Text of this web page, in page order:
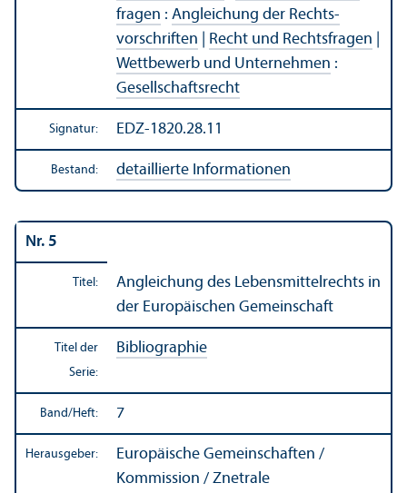
fragen : Angleich­ung der Rechts­
vorschriften
Recht und Rechts­fragen
Wettbewerb und Unter­nehmen :
Gesellschafts­recht
Signatur: EDZ-1820.28.11
Bestand: detaillierte Informationen
Nr. 5
Titel:
Angleich­ung des Lebens­mittelrechts in
der Europäischen Gemeinschaft
Titel der
Serie:
Bibliographie
Band/Heft: 7
Herausgeber:
Europäische Gemeinschaften /
Kommission / Znetrale